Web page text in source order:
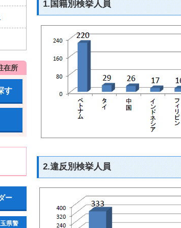
在所
す
ー
玉県警
1.国籍別検挙人員
2.違反別検挙人員